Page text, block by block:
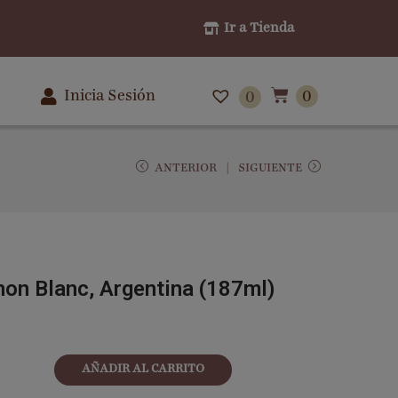
Ir a Tienda
Inicia Sesión 0 0
ANTERIOR SIGUIENTE
Blanc, Argentina (187ml)
AÑADIR AL CARRITO